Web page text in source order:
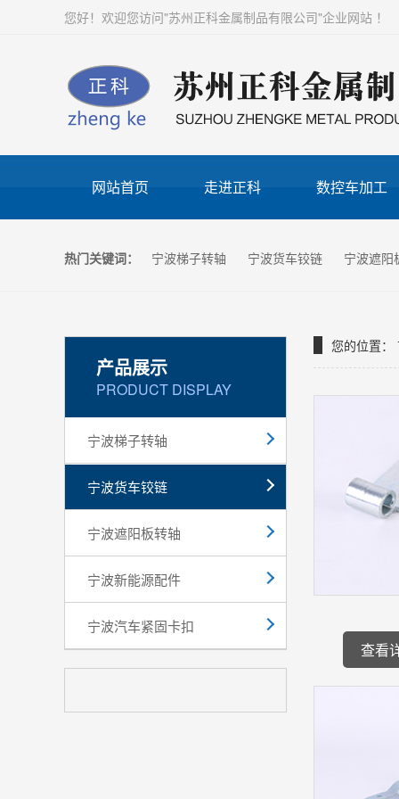
您好！欢迎您访问"苏州正科金属制品有限公司"企业网站 ！
网站首页 走进正科 数控车加工
热门关键词： 宁波梯子转轴 宁波货车铰链 宁波遮
产品展示
PRODUCT DISPLAY
宁波梯子转轴
宁波货车铰链
宁波遮阳板转轴
宁波新能源配件
宁波汽车紧固卡扣
您的位置：
查看